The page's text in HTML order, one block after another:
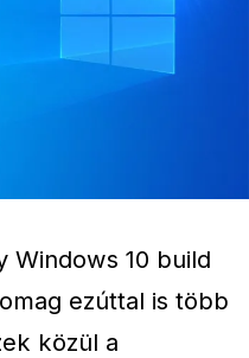
Windows 10 build
ezúttal is több
közül a